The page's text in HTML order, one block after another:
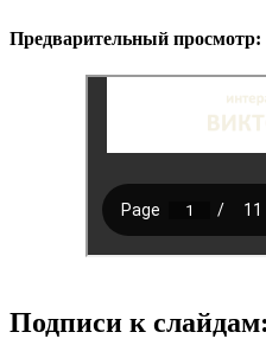
Предварительный просмотр:
Подписи к слайдам: